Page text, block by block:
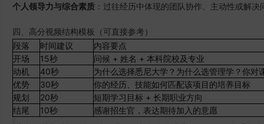
个人领导力与综合素质 ：过往经历中体现的团队协作、主动性或解决
四、高分视频结构模板（可直接参考）
段落
时间建议
内容要点
开场
15秒
问候 + 姓名 + 本科院校及专业
动机
40秒
为什么选择悉尼大学？为什么选管理学？你对
优势
30秒
你的经历、技能如何匹配该项目的培养目标
规划
20秒
短期学习目标 + 长期职业方向
结尾
10秒
感谢招生官，表达期待加入的意愿